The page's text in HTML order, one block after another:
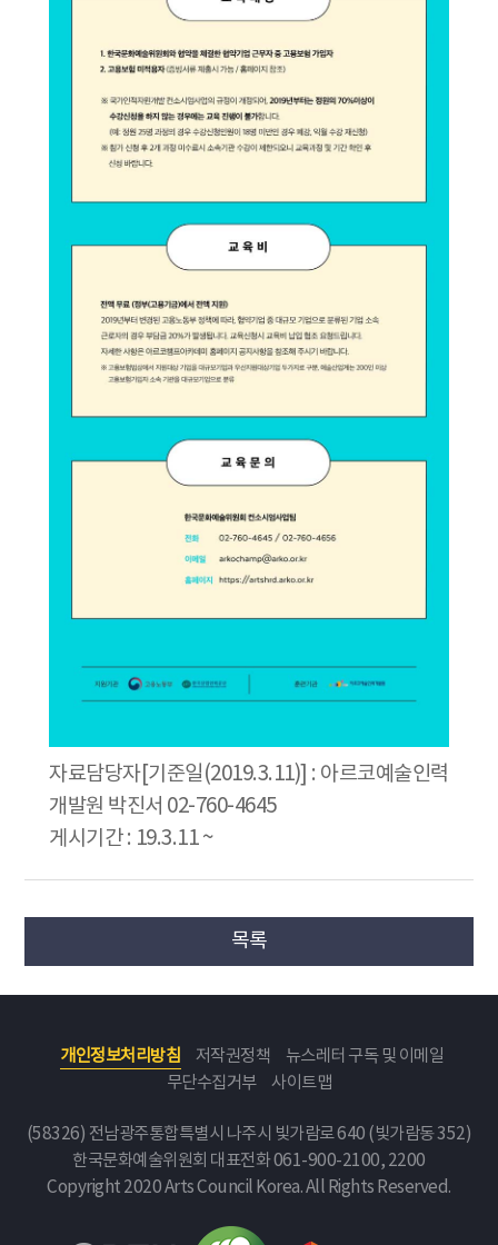
자료담당자[기준일(2019.3.11)] : 아르코예술인력
개발원 박진서 02-760-4645
게시기간 : 19.3.11 ~
목록
개인정보처리방침 저작권정책
뉴스레터 구독 및 이메일
무단수집거부
사이트맵
(58326) 전남광주통합특별시 나주시 빛가람로 640 (빛가람동 352)
한국문화예술위원회 대표전화 061-900-2100, 2200
Copyright 2020 Arts Council Korea. All Rights Reserved.